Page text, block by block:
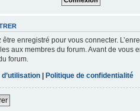
être enregistré pour vous connecter.
aux membres du forum. Avant de vous
forum.
| Politique de confidentialité